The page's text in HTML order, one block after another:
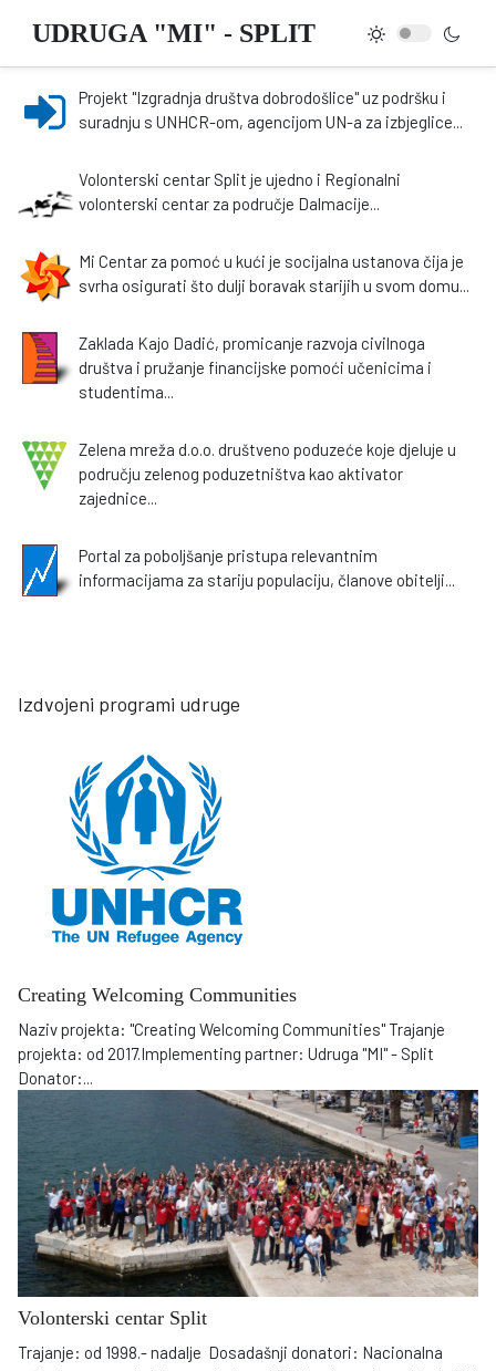
UDRUGA "MI" - SPLIT
Projekt "Izgradnja društva dobrodošlice" uz podršku i
suradnju s UNHCR-om, agencijom UN-a za izbjeglice...
Volonterski centar Split je ujedno i Regionalni
volonterski centar za područje Dalmacije...
Mi Centar za pomoć u kući je socijalna ustanova čija je
svrha osigurati što dulji boravak starijih u svom domu...
Zaklada Kajo Dadić, promicanje razvoja civilnoga
društva i pružanje financijske pomoći učenicima i
studentima...
Zelena mreža d.o.o. društveno poduzeće koje djeluje u
području zelenog poduzetništva kao aktivator
zajednice...
Portal za poboljšanje pristupa relevantnim
informacijama za stariju populaciju, članove obitelji...
Izdvojeni programi udruge
Creating Welcoming Communities
Naziv projekta: "Creating Welcoming Communities" Trajanje
projekta: od 2017.Implementing partner: Udruga "MI" - Split
Donator:...
Volonterski centar Split
Trajanje: od 1998.- nadalje Dosadašnji donatori: Nacionalna